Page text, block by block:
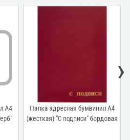
А4
Папка адресная бумвинил А4
(жесткая) "С подписи" бордовая
›